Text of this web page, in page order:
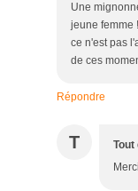
Une
jeune femme
ce n'est pas
de ces
Répondre
T Tout